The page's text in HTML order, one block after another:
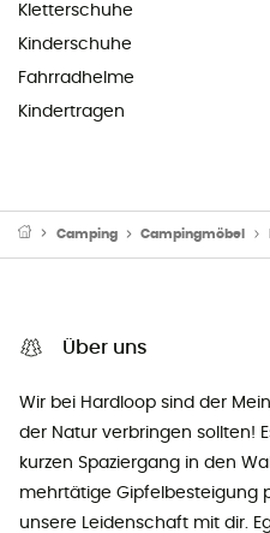
Kletterschuhe
Kinderschuhe
Fahrradhelme
Kindertragen
Camping Campingmöbel
Über uns
Wir bei Hardloop sind der
der Natur verbringen sollten!
kurzen Spaziergang in den
mehrtätige Gipfelbesteigung
unsere Leidenschaft mit dir.